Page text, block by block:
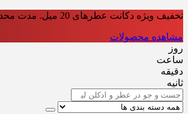
تخفیف ویژه دکانت عطرهای 20 میل. مدت محدود!!!
مشاهده محصولات
روز
ساعت‌
دقیقه
ثانیه